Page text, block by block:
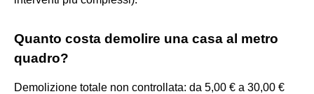
Quanto costa demolire una casa al metro
quadro?
Demolizione totale non controllata: da 5,00 € a 30,00 €